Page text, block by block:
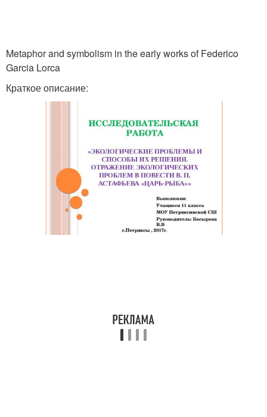
Metaphor and symbolism in the early works of Federico
Garcia Lorca
Краткое описание: